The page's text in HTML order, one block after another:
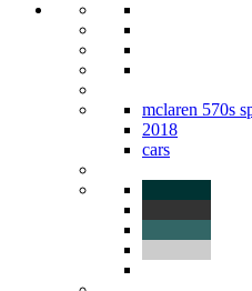
mclaren 570s
2018
cars